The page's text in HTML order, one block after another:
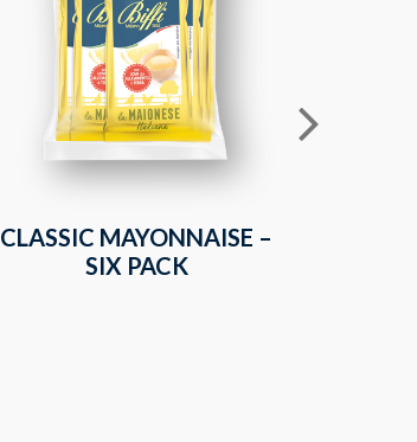
CLASSIC MAYONNAISE –
SIX PACK